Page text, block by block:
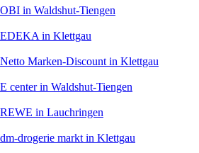
OBI in Waldshut-Tiengen
EDEKA in Klettgau
Netto Marken-Discount in Klettgau
E centerin Waldshut-Tiengen
REWE in Lauchringen
dm-drogerie markt in Klettgau